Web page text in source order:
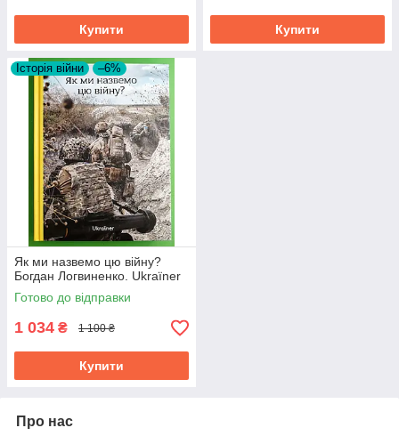
Купити Купити
Історія війни –6%
Як ми назвемо цю війну?
Богдан Логвиненко. Ukraїner
Готово до відправки
1 034 ₴ 1 100 ₴
Купити
Про нас